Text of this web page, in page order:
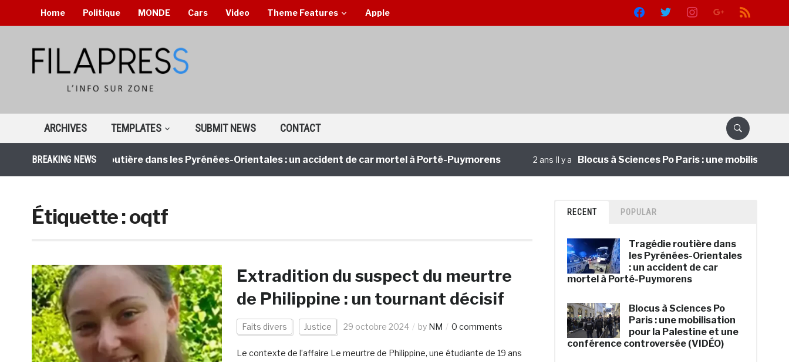
facebooktwitter instagramgoogle rss
Home Politique MONDE Cars Video Theme Features Apple
ARCHIVES TEMPLATES SUBMIT NEWS CONTACT
BREAKING NEWS
Tragédie routière dans les Pyrénées-Orientales : un accident de car mortel à Porté-Puymorens 2 ans Il y a Blocus à Sciences Po Paris : une mobilisation
Étiquette :oqtf
Extradition du suspect du meurtre
de Philippine : un tournant décisif
Faits divers Justice 29 octobre 2024 by NM 0 comments
Le contexte de l’affaire Le meurtre de Philippine, une étudiante de 19 ans
RECENT POPULAR
Tragédie routière dans
les Pyrénées-Orientales
: un accident de car
mortel à Porté-Puymorens
Blocus à Sciences Po
Paris : une mobilisation
pour la Palestine et une
conférence controversée (VIDÉO)